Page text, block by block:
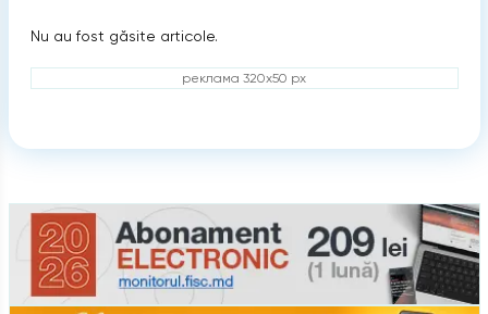
Nu au fost găsite articole.
реклама 320x50 px